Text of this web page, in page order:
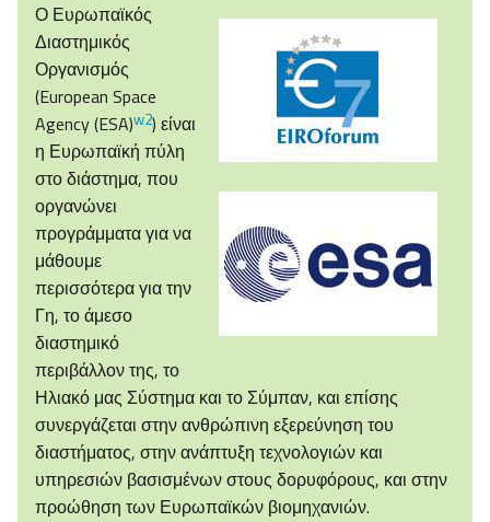
Ο Ευρωπαϊκός
Διαστημικός
Οργανισμός
(European Space
Agency (ESA)w2) είναι
η Ευρωπαϊκή πύλη
στο διάστημα, που
οργανώνει
προγράμματα για να
μάθουμε
περισσότερα για την
Γη, το άμεσο
διαστημικό
περιβάλλον της, το
Ηλιακό μας Σύστημα και το Σύμπαν, και επίσης
συνεργάζεται στην ανθρώπινη εξερεύνηση του
διαστήματος, στην ανάπτυξη τεχνολογιών και
υπηρεσιών βασισμένων στους δορυφόρους, και στην
προώθηση των Ευρωπαϊκών βιομηχανιών.